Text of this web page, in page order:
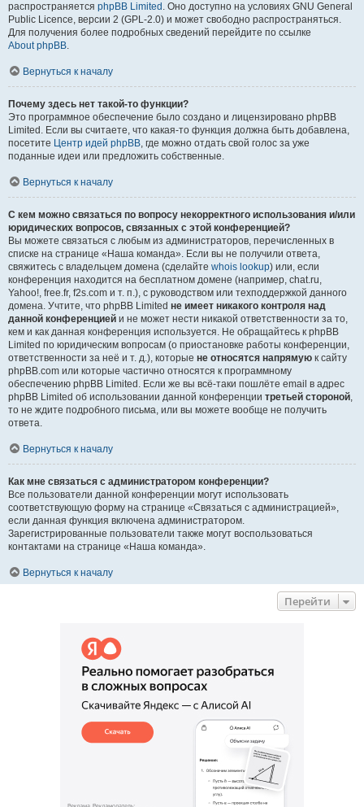
распространяется phpBB Limited . Оно доступно на условиях GNU General
Public Licence, версии 2 (GPL-2.0) и может свободно распространяться.
Для получения более подробных сведений перейдите по ссылке
About phpBB.
Вернуться к началу
Почему здесь нет такой-то функции?
Это программное обеспечение было создано и лицензировано phpBB
Limited. Если вы считаете, что какая-то функция должна быть добавлена,
посетите Центр идей phpBB, где можно отдать свой голос за уже
поданные идеи или предложить собственные.
Вернуться к началу
С кем можно связаться по вопросу некорректного использования и/или
юридических вопросов, связанных с этой конференцией?
Вы можете связаться с любым из администраторов, перечисленных в
списке на странице «Наша команда». Если вы не получили ответа,
свяжитесь с владельцем домена (сделайте whois lookup) или, если
конференция находится на бесплатном домене (например, chat.ru,
Yahoo!, free.fr, f2s.com и т. п.), с руководством или техподдержкой данного
домена. Учтите, что phpBB Limited не имеет никакого контроля над
данной конференцией и не может нести никакой ответственности за то,
кем и как данная конференция используется. Не обращайтесь к phpBB
Limited по юридическим вопросам (о приостановке работы конференции,
ответственности за неё и т. д.), которые не относятся напрямую к сайту
phpBB.com или которые частично относятся к программному
обеспечению phpBB Limited. Если же вы всё-таки пошлёте email в адрес
phpBB Limited об использовании данной конференции третьей стороной,
то не ждите подробного письма, или вы можете вообще не получить
ответа.
Вернуться к началу
Как мне связаться с администратором конференции?
Все пользователи данной конференции могут использовать
соответствующую форму на странице «Связаться с администрацией»,
если данная функция включена администратором.
Зарегистрированные пользователи также могут воспользоваться
контактами на странице «Наша команда».
Вернуться к началу
Перейти